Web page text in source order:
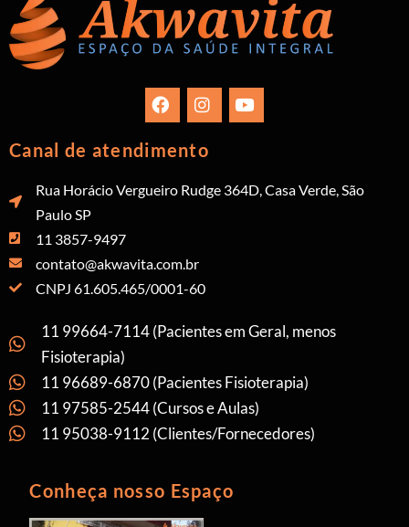
Canal de atendimento
Rua Horácio Vergueiro Rudge 364D, Casa Verde, São
Paulo SP
11 3857-9497
contato@akwavita.com.br
CNPJ 61.605.465/0001-60
11 99664-7114 (Pacientes em Geral, menos
Fisioterapia)
11 96689-6870 (Pacientes Fisioterapia)
11 97585-2544 (Cursos e Aulas)
11 95038-9112 (Clientes/Fornecedores)
Conheça nosso Espaço